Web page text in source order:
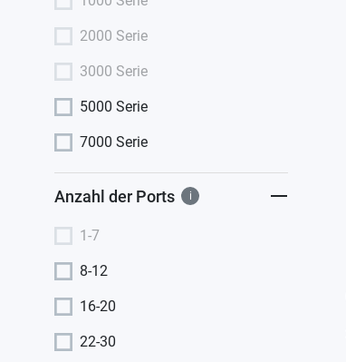
2000 Serie
3000 Serie
5000 Serie
7000 Serie
Anzahl der Ports i
1-7
8-12
16-20
22-30